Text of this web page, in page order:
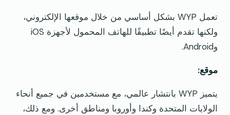
تعمل WYP بشكل أساسي من خلال موقعها الإلكتروني،
ولكنها تقدم أيضًا تطبيقًا للهاتف المحمول لأجهزة iOS
وAndroid.
موقع:
يتميز WYP بانتشار عالمي، مع مستخدمين في جميع أنحاء
الولايات المتحدة وكندا وأوروبا ومناطق أخرى. ومع ذلك،